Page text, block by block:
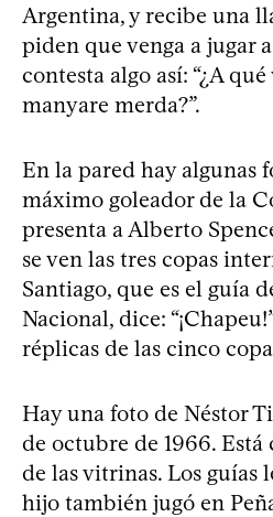
Argentina, y recibe una
piden que venga a jugar
contesta algo así: “¿A
manyare merda?”.
En la pared hay algunas
máximo goleador de la
presenta a Alberto
se ven las tres copas
Santiago, que es el guía
Nacional, dice:
réplicas de las cinco
Hay una foto de Néstor
de octubre de 1966.
de las vitrinas. Los guías
hijo también jugó en